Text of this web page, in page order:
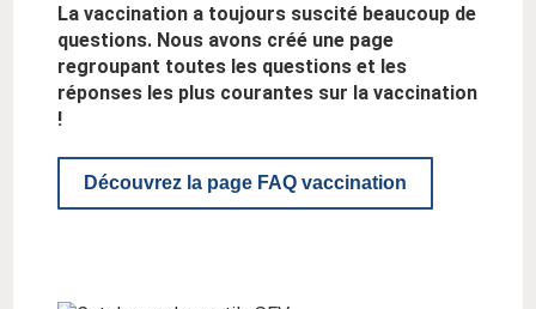
La vaccination a toujours suscité beaucoup de
questions. Nous avons créé une page
regroupant toutes les questions et les
réponses les plus courantes sur la vaccination
!
Découvrez la page FAQ vaccination